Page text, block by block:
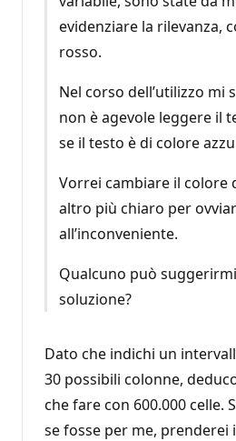
evidenziare la rilevanza,
rosso.
Nel corso dell’utilizzo mi
non è agevole leggere il
se il testo è di colore
Vorrei cambiare il colore
altro più chiaro per
all’inconveniente.
Qualcuno può
soluzione?
Dato che indichi un
30 possibili colonne,
che fare con 600.000 celle.
se fosse per me, prenderei